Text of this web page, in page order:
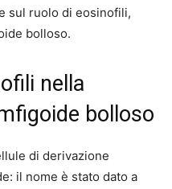
sul ruolo di eosinofili,
bolloso.
nella
bolloso
di derivazione
il nome è stato dato a